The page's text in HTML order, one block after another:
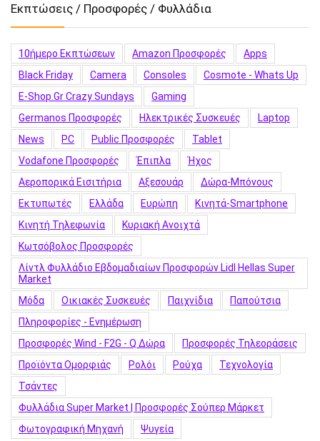
Εκπτώσεις / Προσφορές / Φυλλάδια
10ήμερο Εκπτώσεων Amazon Προσφορές
Apps
Black Friday
Camera Consoles
Cosmote - Whats Up
E-Shop.gr Crazy Sundays
Gaming
Germanos Προσφορές
Hλεκτρικές Συσκευές
Laptop
News
PC Public Προσφορές
Tablet
Vodafone Προσφορές
Έπιπλα
Ήχος
Αεροπορικά Εισιτήρια
Αξεσουάρ
Δώρα-Μπόνους
Εκτυπωτές
Ελλάδα Ευρώπη
Κινητά-Smartphone
Κινητή Τηλεφωνία
Κυριακή Ανοιχτά
Κωτσόβολος Προσφορές
Λίντλ Φυλλάδιο Εβδομαδιαίων Προσφορών Lidl Hellas Super
Market
Μόδα
Οικιακές Συσκευές Παιχνίδια
Παπούτσια
Πληροφορίες - Ενημέρωση
Προσφορές Wind - F2G - Q Δώρα
Προσφορές Τηλεοράσεις
Προϊόντα Ομορφιάς
Ρολόι Ρούχα
Τεχνολογία
Τσάντες
Φυλλάδια Super Market | Προσφορές Σούπερ Μάρκετ
Φωτογραφική Μηχανή
Ψυγεία